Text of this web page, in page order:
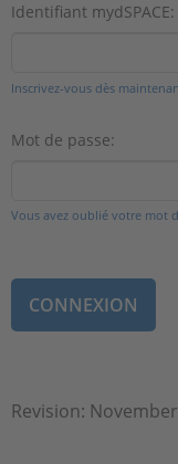
Identifiant mydSPACE:
Inscrivez-vous dès
Mot de passe:
Vous avez oublié votre mot
Revision: